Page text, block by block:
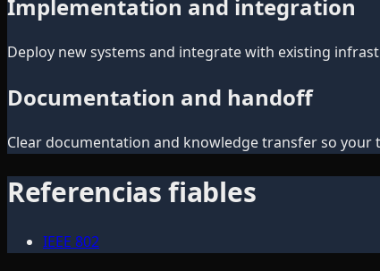
Implementation and integration
Deploy new systems and integrate with existing
Documentation and handoff
Clear documentation and knowledge transfer so your
Referencias fiables
IEEE 802